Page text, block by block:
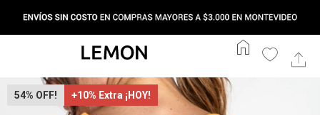
home
54 +10% Extra ¡HOY!